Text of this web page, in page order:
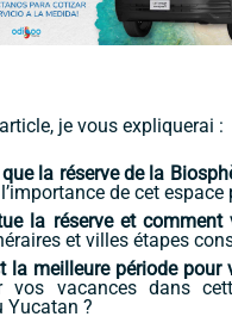
je vous expliquerai :
que la réserve de la
de cet espace
la réserve et comment
et villes étapes
la meilleure période pour
vos vacances dans
Yucatan ?